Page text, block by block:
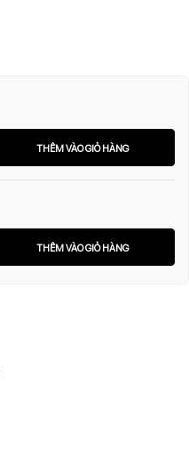
THÊM VÀO GIỎ HÀNG
THÊM VÀO GIỎ HÀNG